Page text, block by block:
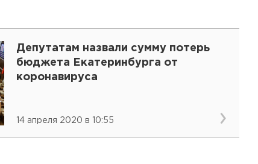
Депутатам назвали сумму потерь
бюджета Екатеринбурга от
коронавируса
14 апреля 2020 в 10:55